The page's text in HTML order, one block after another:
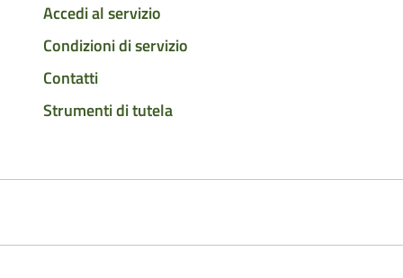
Accedi al servizio
Condizioni di servizio
Contatti
Strumenti di tutela